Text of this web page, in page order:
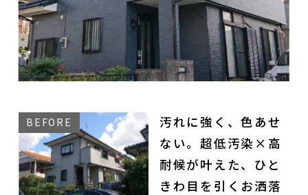
汚れに強く、色あせ
ない。超低汚染×高
耐候が叶えた、ひと
きわ目を引くお洒落